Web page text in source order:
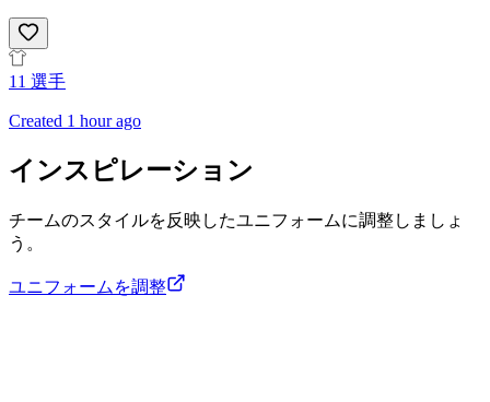
11 選手
Created 1 hour ago
インスピレーション
チームのスタイルを反映したユニフォームに調整しましょ
う。
ユニフォームを調整